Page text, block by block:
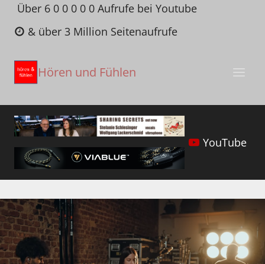
Zum
Inhalt
springen
Über 6 0 0 0 0 0 Aufrufe bei Youtube
& über 3 Million Seitenaufrufe
Hören und Fühlen
YouTube